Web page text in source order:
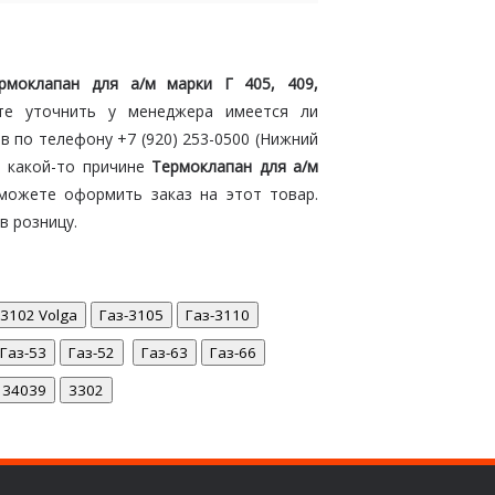
для а/м марки Г 405, 409,
уточнить у менеджера имеется ли
по телефону +7 (920) 253-0500 (Нижний
то причине Термоклапан для а/м
оформить заказ на этот товар.
розницу.